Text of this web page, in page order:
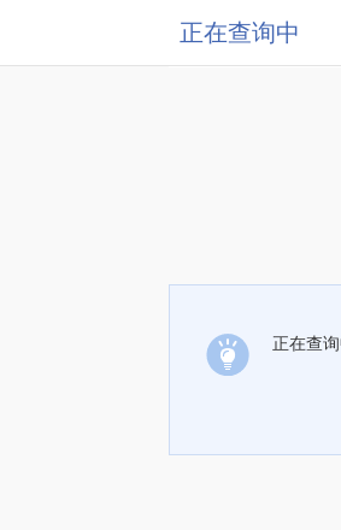
正在查询中
正在查询